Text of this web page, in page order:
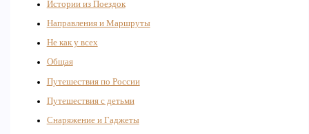
Истории из Поездок
Направления и Маршруты
Не как у всех
Общая
Путешествия по России
Путешествия с детьми
Снаряжение и Гаджеты